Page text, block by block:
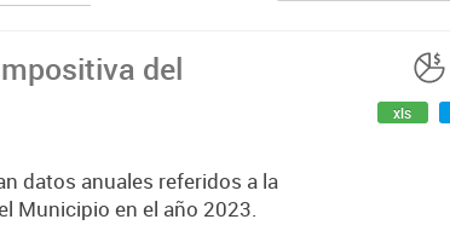
del
datos anuales referidos a la
Municipio en el año 2023.
xls